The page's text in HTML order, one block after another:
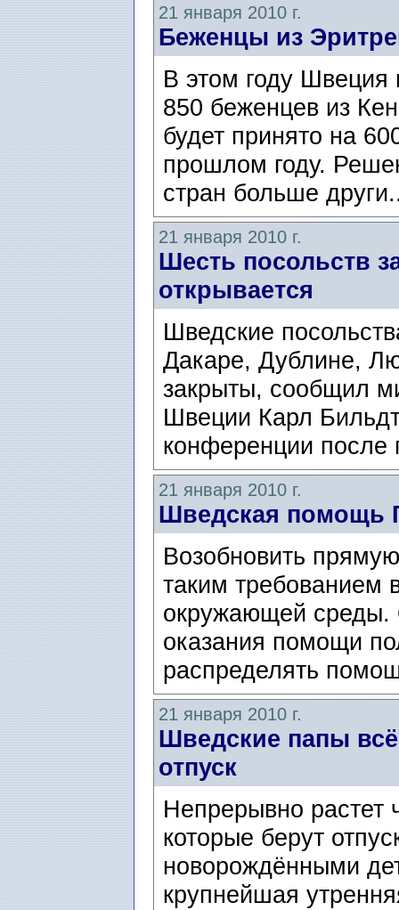
21 января 2010 г.
Беженцы из
В этом году
850 беженцев из
будет принято на
прошлом году.
стран больше
21 января 2010 г.
Шесть посольств
открывается
Шведские
Дакаре, Дублине,
закрыты, сообщил
Швеции Карл
конференции
21 января 2010 г.
Шведская помощь
Возобновить
таким требованием
окружающей среды.
оказания помощи
распределять
21 января 2010 г.
Шведские папы
отпуск
Непрерывно растет
которые берут
новорождёнными
крупнейшая